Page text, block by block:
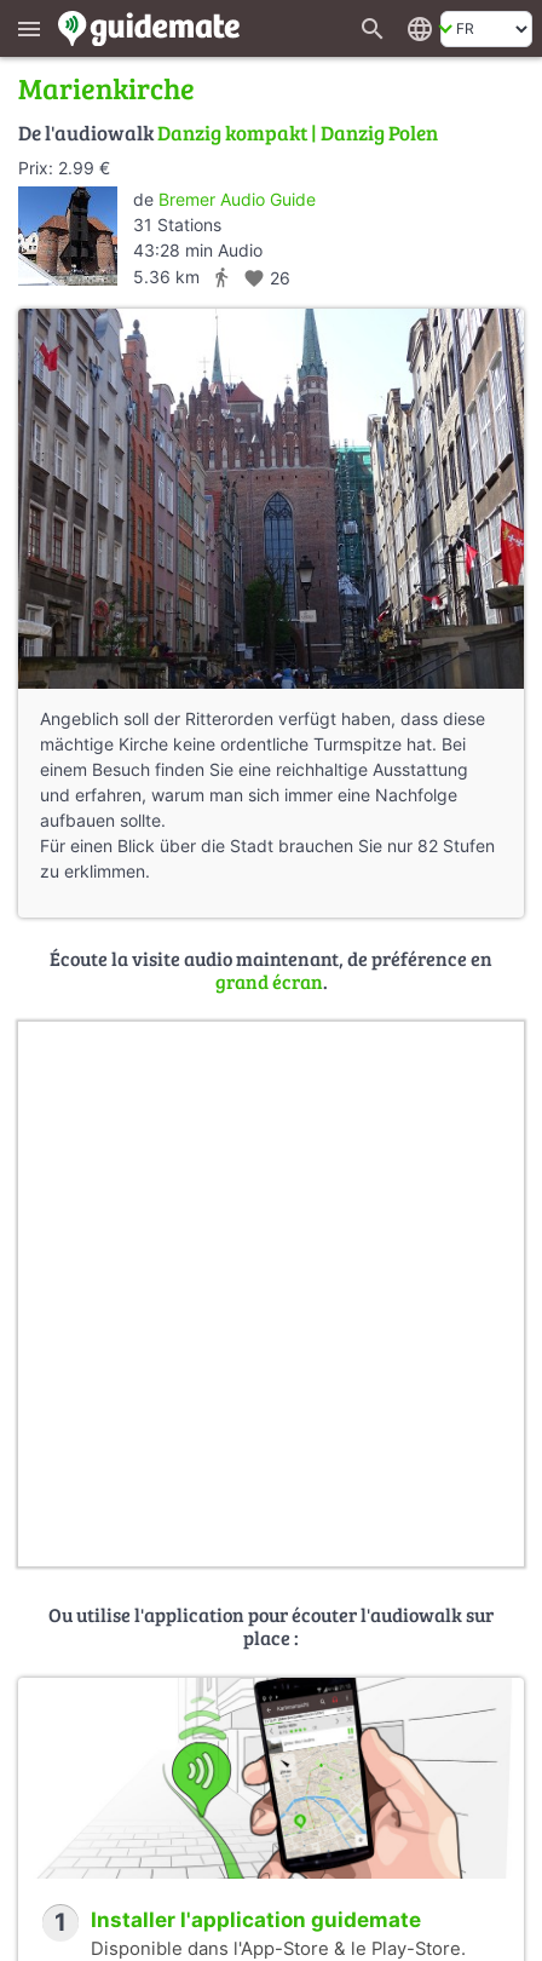
menu search language
Marienkirche
De l'audiowalkDanzig kompakt | Danzig Polen
Prix: 2.99 €
de Bremer Audio Guide
31 Stations
43:28 min Audio
5.36 km
directions_walk favorite 26
Angeblich soll der Ritterorden verfügt haben, dass diese
mächtige Kirche keine ordentliche Turmspitze hat. Bei
einem Besuch finden Sie eine reichhaltige Ausstattung
und erfahren, warum man sich immer eine Nachfolge
aufbauen sollte.
Für einen Blick über die Stadt brauchen Sie nur 82 Stufen
zu erklimmen.
Écoute la visite audio maintenant, de préférence en
grand écran.
Ou utilise l'application pour écouter l'audiowalk sur
place :
1 Installer l'application guidemate
Disponible dans l'App-Store & le Play-Store.